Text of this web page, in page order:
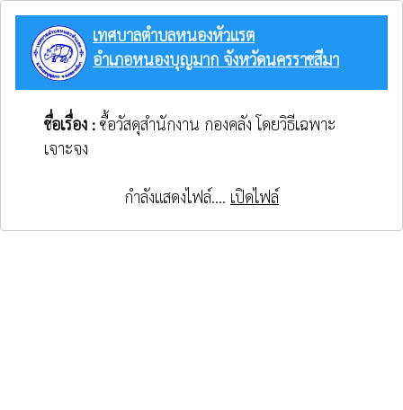
เทศบาลตำบลหนองหัวแรต
อำเภอหนองบุญมาก จังหวัดนครราชสีมา
ชื่อเรื่อง : ซื้อวัสดุสำนักงาน กองคลัง โดยวิธีเฉพาะ
เจาะจง
กำลังแสดงไฟล์.... เปิดไฟล์